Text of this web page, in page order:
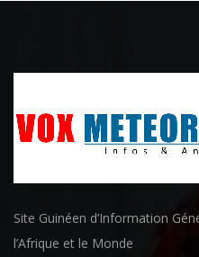
Site Guinéen d’Information
l’Afrique et le Monde